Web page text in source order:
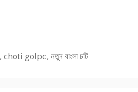
,choti golpo,নতুন বাংলা চটি